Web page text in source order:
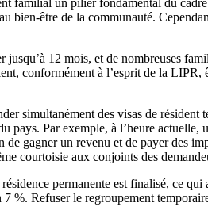
bien-être de la communauté.
12 mois, et de nombreuses
conformément à l’esprit de la LIPR,
simultanément des visas de
pays. Par exemple, à l’heure
gagner un revenu et de payer des
courtoisie aux conjoints des
permanente est finalisé, ce
%. Refuser le regroupement